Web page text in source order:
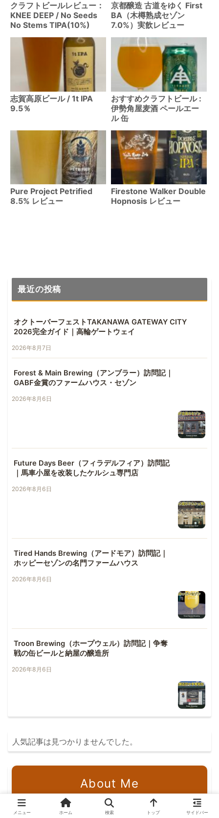
クラフトビールレビュー：
KNEE DEEP / No Seeds
No Stems TIPA(10%)
京都醸造 古道をゆく First
BA（木樽熟成セゾン
7.0%）実飲レビュー
志賀高原ビール / 1t IPA
9.5％
おすすめクラフトビール :
伊勢角屋麦酒 ペールエー
ル 缶
Pure Project Petrified
8.5% レビュー
Firestone Walker Double
Hopnosis レビュー
最近の投稿
オクトーバーフェストTAKANAWA GATEWAY CITY
2026完全ガイド｜高輪ゲートウェイ
2026年8月7日
Forest & Main Brewing（アンブラー）訪問記｜
GABF金賞のファームハウス・セゾン
2026年8月6日
Future Days Beer（フィラデルフィア）訪問記
｜馬車小屋を改装したケルシュ専門店
2026年8月6日
Tired Hands Brewing（アードモア）訪問記｜
ホッピーセゾンの名門ファームハウス
2026年8月6日
Troon Brewing（ホープウェル）訪問記｜争奪
戦の缶ビールと納屋の醸造所
2026年8月6日
人気記事は見つかりませんでした。
About Me
メニュー ホーム 検索 トップ サイドバー